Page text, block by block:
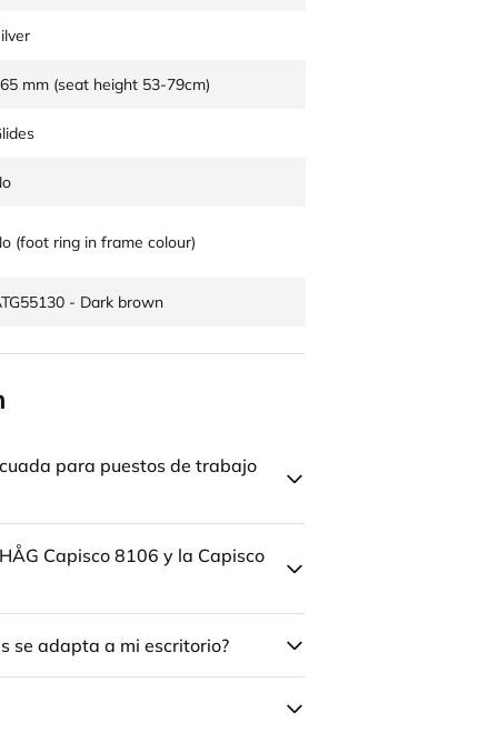
mm (seat height 53-79cm)
(foot ring in frame colour)
- Dark brown
para puestos de trabajo
Capisco 8106 y la Capisco
se adapta a mi escritorio?